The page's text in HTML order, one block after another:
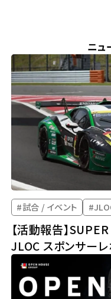
ニュ
#試合 / イベント
【活動報告】
JLOC スポンサーレ